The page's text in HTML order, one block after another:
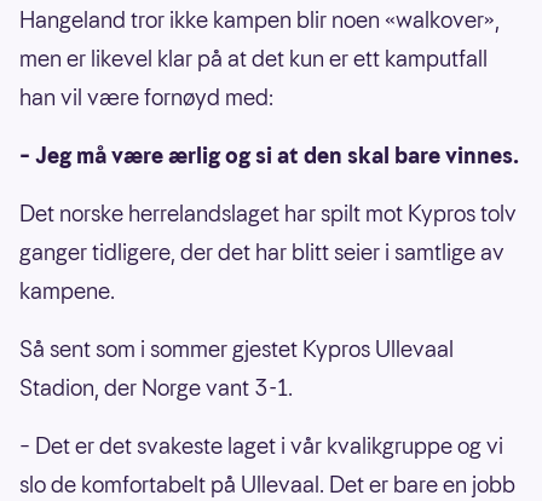
Hangeland tror ikke kampen blir noen «walkover»,
men er likevel klar på at det kun er ett kamputfall
han vil være fornøyd med:
– Jeg må være ærlig og si at den skal bare vinnes.
Det norske herrelandslaget har spilt mot Kypros tolv
ganger tidligere, der det har blitt seier i samtlige av
kampene.
Så sent som i sommer gjestet Kypros Ullevaal
Stadion, der Norge vant 3-1.
– Det er det svakeste laget i vår kvalikgruppe og vi
slo de komfortabelt på Ullevaal. Det er bare en jobb